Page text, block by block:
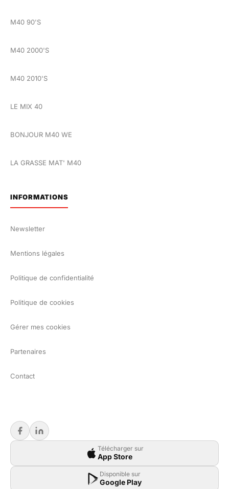
M40 90'S
M40 2000'S
M40 2010'S
LE MIX 40
BONJOUR M40 WE
LA GRASSE MAT' M40
INFORMATIONS
Newsletter
Mentions légales
Politique de confidentialité
Politique de cookies
Gérer mes cookies
Partenaires
Contact
Télécharger sur
App Store
Disponible sur
Google Play